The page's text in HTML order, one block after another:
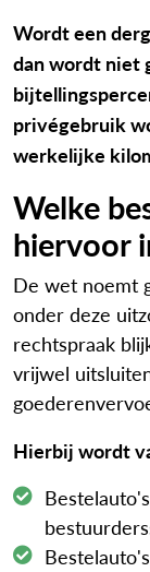
Wordt een
dan wordt niet
privégebruik
werkelijke
Welke
hiervoor
De wet noemt
onder deze
rechtspraak
vrijwel
Hierbij wordt